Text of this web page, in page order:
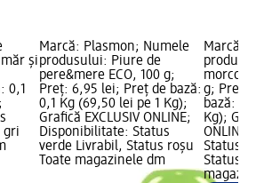
și
0,1
gri
Marcă: Plasmon; Numele
produsului: Piure de
pere&mere ECO, 100 g;
Preț: 6,95 lei; Preț de bază:
0,1 Kg (69,50 lei pe 1 Kg);
Grafică EXCLUSIV ONLINE;
Disponibilitate: Status
verde Livrabil, Status roșu
Toate magazinele dm
Marcă:
morcov
g; Preț:
bază:
Kg);
Status
Status